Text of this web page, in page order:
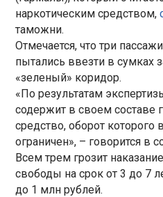
наркотическим средством,
таможни.
Отмечается, что три
пытались ввезти в сумках
«зеленый» коридор.
«По результатам
содержит в своем составе
средство, оборот
ограничен», – говорится в
Всем трем грозит
свободы на срок от 3 до 7
до 1 млн рублей.